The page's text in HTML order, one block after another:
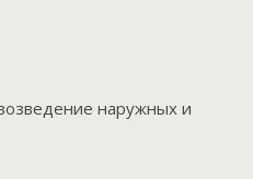
наружных и